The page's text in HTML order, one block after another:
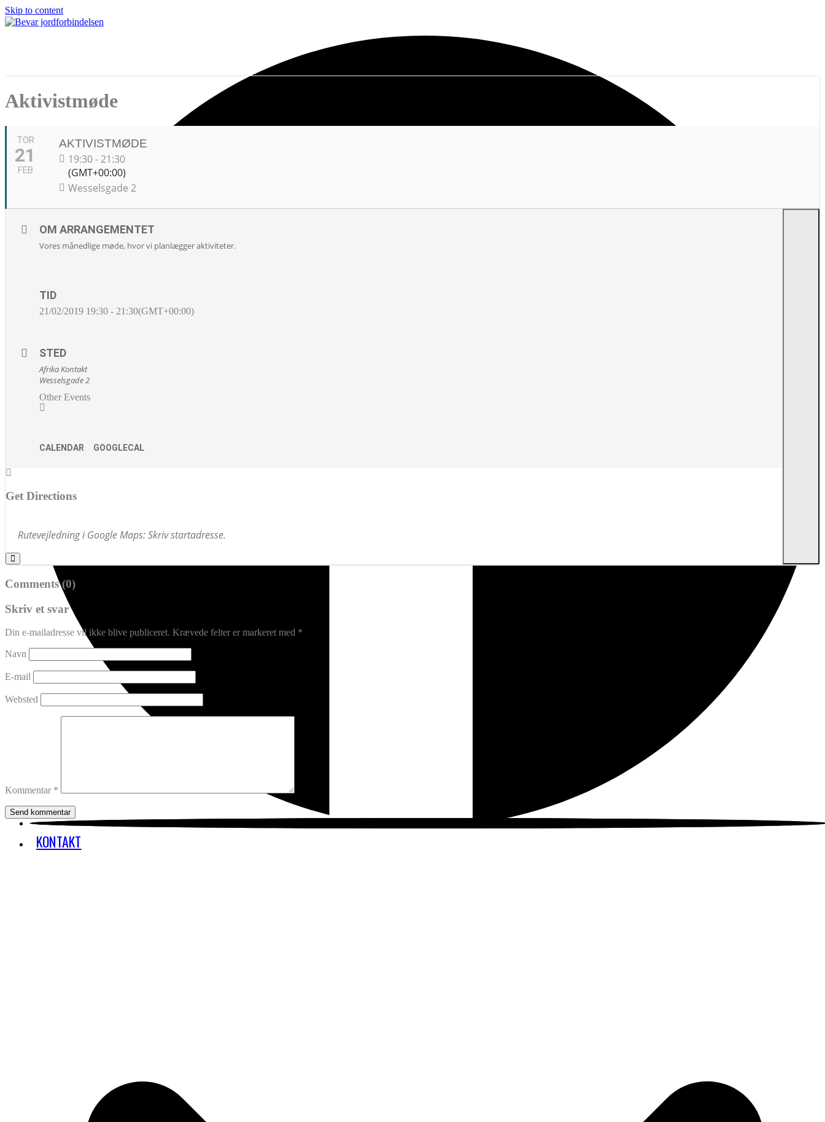
Skip to content
KONTAKT
menu
menu
Aktivistmøde
TOR
21
FEB
AKTIVISTMØDE
19:30 - 21:30
(GMT+00:00)
Wesselsgade 2
OM ARRANGEMENTET
Vores månedlige møde, hvor vi planlægger aktiviteter.
TID
21/02/2019 19:30 - 21:30(GMT+00:00)
STED
Afrika Kontakt
Wesselsgade 2
Other Events
CALENDAR GOOGLECAL
Get Directions
Comments (0)
Skriv et svar
Din e-mailadresse vil ikke blive publiceret. Krævede felter er markeret med *
Navn
E-mail
Websted
Kommentar *